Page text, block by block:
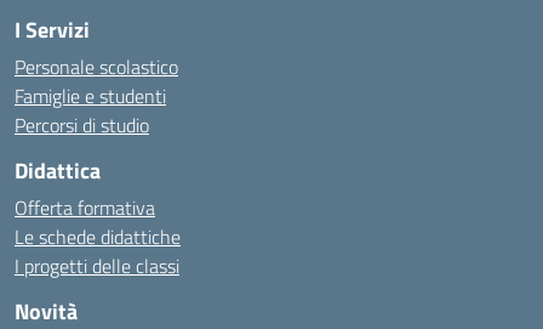
I Servizi
Personale scolastico
Famiglie e studenti
Percorsi di studio
Didattica
Offerta formativa
Le schede didattiche
I progetti delle classi
Novità